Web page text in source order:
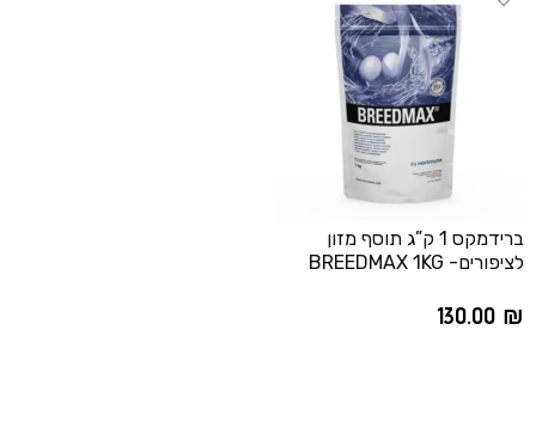
ברידמקס 1 ק”ג תוסף מזון
לציפורים- BREEDMAX 1KG
130.00 ₪